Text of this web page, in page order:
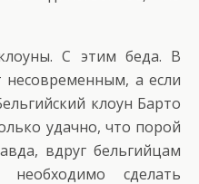
С этим беда. В
несовременным, а если
клоун Барто
удачно, что порой
вдруг бельгийцам
сделать